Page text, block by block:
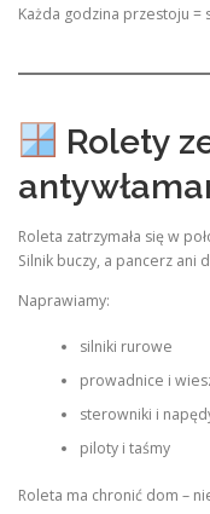
Każda godzina przestoju =
Rolety
Roleta zatrzymała się w
Silnik buczy, a pancerz ani
Naprawiamy:
silniki rurowe
prowadnice i
sterowniki i
piloty i taśmy
Roleta ma chronić dom –